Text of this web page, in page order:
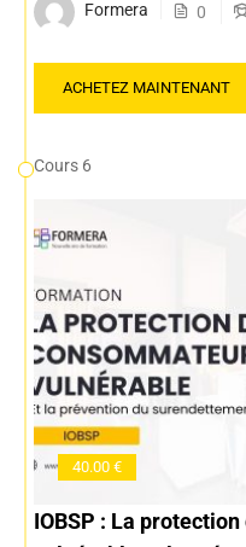
Formera 0
ACHETEZ MAINTENANT
Cours 6
40.00 €
IOBSP : La